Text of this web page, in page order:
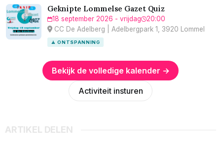
Geknipte Lommelse Gazet Quiz
18 september 2026 - vrijdag
20:00
CC De Adelberg | Adelbergpark 1, 3920 Lommel
🧘 ONTSPANNING
Bekijk de volledige kalender →
Activiteit insturen
ARTIKEL DELEN